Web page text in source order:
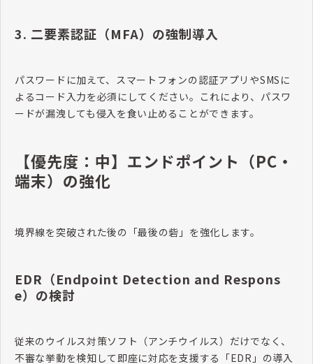
3. 二要素認証（MFA）の強制導入
パスワードに加えて、スマートフォンの認証アプリやSMSに
よるコード入力を必須にしてください。これにより、パスワ
ードが漏洩しても侵入を食い止めることができます。
【優先度：中】エンドポイント（PC・
端末）の強化
境界線を突破された後の「最後の砦」を強化します。
EDR（Endpoint Detection and Respons
e）の検討
従来のウイルス対策ソフト（アンチウイルス）だけでなく、
不審な挙動を検知して即座に対応を支援する「EDR」の導入